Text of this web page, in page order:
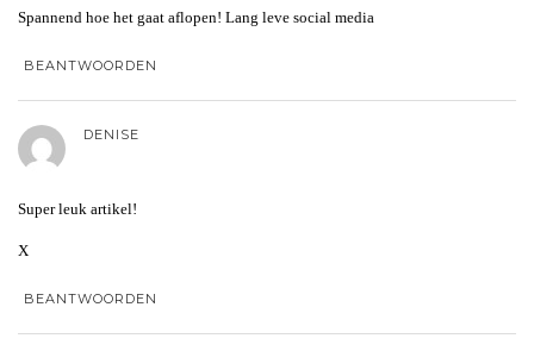
Spannend hoe het gaat aflopen! Lang leve social media
BEANTWOORDEN
DENISE
Super leuk artikel!
X
BEANTWOORDEN